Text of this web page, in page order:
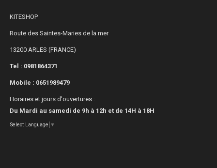
KITESHOP
Route des Saintes-Maries de la mer
13200 ARLES (FRANCE)
Tel : 0981864371
Mobile : 0651989479
Horaires et jours d'ouvertures :
Du Mardi au samedi de 9h à 12h et de 14H à 18H
Select Language ▼